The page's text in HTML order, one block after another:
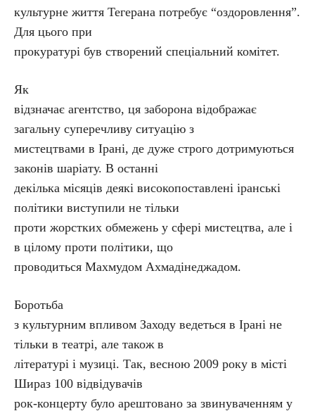
культурне життя Тегерана потребує “оздоровлення”.
Для цього при
прокуратурі був створений спеціальний комітет.
Як
відзначає агентство, ця заборона відображає
загальну суперечливу ситуацію з
мистецтвами в Ірані, де дуже строго дотримуються
законів шаріату. В останні
декілька місяців деякі високопоставлені іранські
політики виступили не тільки
проти жорстких обмежень у сфері мистецтва, але і
в цілому проти політики, що
проводиться Махмудом Ахмадінеджадом.
Боротьба
з культурним впливом Заходу ведеться в Ірані не
тільки в театрі, але також в
літературі і музиці. Так, весною 2009 року в місті
Шираз 100 відвідувачів
рок-концерту було арештовано за звинуваченням у